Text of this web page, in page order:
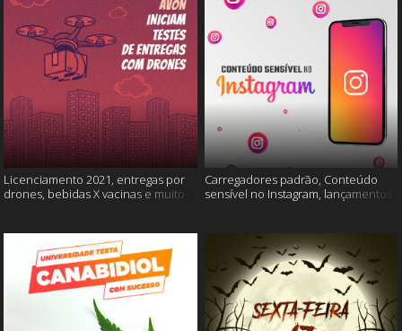
Licenciamento 2021, entregas por
drones, bebidas X vacinas e muito
Carregadores padrão, Conteúdo
sensível no Instagram, lançamentos